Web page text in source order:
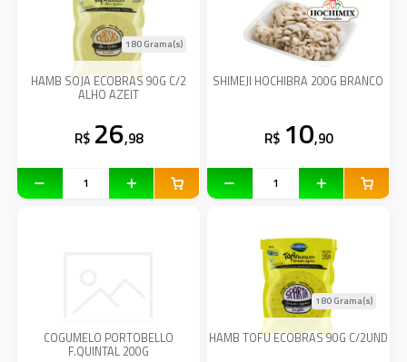
HAMB SOJA ECOBRAS 90G C/2
ALHO AZEIT
180 Grama(s)
R$ 26,98
SHIMEJI HOCHIBRA 200G BRANCO
R$ 10,90
COGUMELO PORTOBELLO
F.QUINTAL 200G
HAMB TOFU ECOBRAS 90G C/2UND
180 Grama(s)